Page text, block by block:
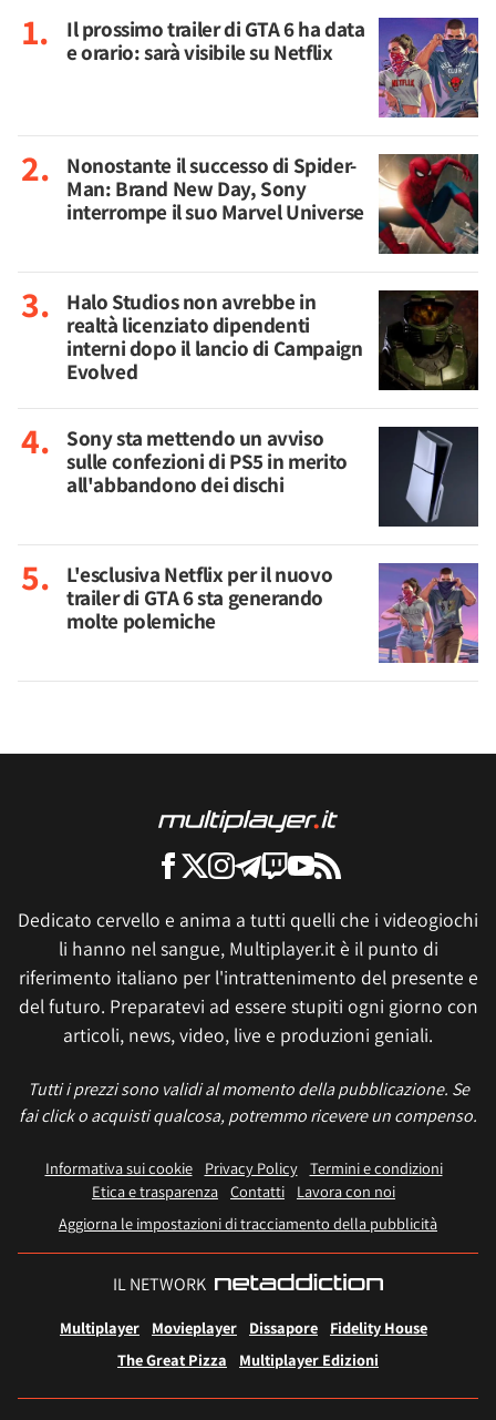
Il prossimo trailer di GTA 6 ha data
e orario: sarà visibile su Netflix
Nonostante il successo di Spider-
Man: Brand New Day, Sony
interrompe il suo Marvel Universe
Halo Studios non avrebbe in
realtà licenziato dipendenti
interni dopo il lancio di Campaign
Evolved
Sony sta mettendo un avviso
sulle confezioni di PS5 in merito
all'abbandono dei dischi
L'esclusiva Netflix per il nuovo
trailer di GTA 6 sta generando
molte polemiche
Dedicato cervello e anima a tutti quelli che i videogiochi
li hanno nel sangue, Multiplayer.it è il punto di
riferimento italiano per l'intrattenimento del presente e
del futuro. Preparatevi ad essere stupiti ogni giorno con
articoli, news, video, live e produzioni geniali.
Tutti i prezzi sono validi al momento della pubblicazione. Se
fai click o acquisti qualcosa, potremmo ricevere un compenso.
Informativa sui cookie Privacy Policy
Termini e condizioni
Etica e trasparenza Contatti
Lavora con noi
Aggiorna le impostazioni di tracciamento della pubblicità
IL NETWORK
Multiplayer Movieplayer Dissapore
Fidelity House
The Great Pizza
Multiplayer Edizioni